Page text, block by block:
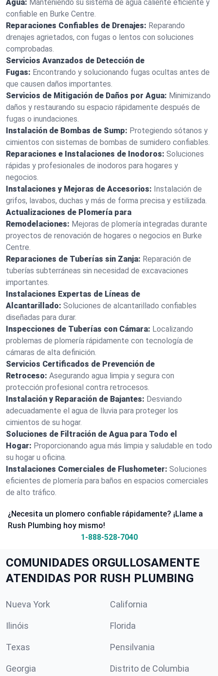
Agua: Manteniendo su sistema de agua caliente eficiente y
confiable en Burke Centre.
Reparaciones Confiables de Drenajes: Reparando
drenajes agrietados, con fugas o lentos con soluciones
comprobadas.
Servicios Avanzados de Detección de
Fugas: Encontrando y solucionando fugas ocultas antes de
que causen daños importantes.
Servicios de Mitigación de Daños por Agua: Minimizando
daños y restaurando su espacio rápidamente después de
fugas o inundaciones.
Instalación de Bombas de Sump: Protegiendo sótanos y
cimientos con sistemas de bombas de sumidero confiables.
Reparaciones e Instalaciones de Inodoros: Soluciones
rápidas y profesionales de inodoros para hogares y
negocios.
Instalaciones y Mejoras de Accesorios: Instalación de
grifos, lavabos, duchas y más de forma precisa y estilizada.
Actualizaciones de Plomería para
Remodelaciones: Mejoras de plomería integradas durante
proyectos de renovación de hogares o negocios en Burke
Centre.
Reparaciones de Tuberías sin Zanja: Reparación de
tuberías subterráneas sin necesidad de excavaciones
importantes.
Instalaciones Expertas de Líneas de
Alcantarillado: Soluciones de alcantarillado confiables
diseñadas para durar.
Inspecciones de Tuberías con Cámara: Localizando
problemas de plomería rápidamente con tecnología de
cámaras de alta definición.
Servicios Certificados de Prevención de
Retroceso: Asegurando agua limpia y segura con
protección profesional contra retrocesos.
Instalación y Reparación de Bajantes: Desviando
adecuadamente el agua de lluvia para proteger los
cimientos de su hogar.
Soluciones de Filtración de Agua para Todo el
Hogar: Proporcionando agua más limpia y saludable en todo
su hogar u oficina.
Instalaciones Comerciales de Flushometer: Soluciones
eficientes de plomería para baños en espacios comerciales
de alto tráfico.
¿Necesita un plomero confiable rápidamente? ¡Llame a
Rush Plumbing hoy mismo!
1-888-528-7040
COMUNIDADES ORGULLOSAMENTE
ATENDIDAS POR RUSH PLUMBING
Nueva York California
Ilinóis Florida
Texas Pensilvania
Georgia Distrito de Columbia